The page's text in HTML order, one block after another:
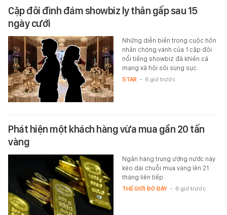
Cặp đôi đình đám showbiz ly thân gấp sau 15
ngày cưới
Những diễn biến trong cuộc hôn
nhân chóng vánh của 1 cặp đôi
nổi tiếng showbiz đã khiến cả
mạng xã hội sôi sùng sục.
STAR - 6 giờ trước
Phát hiện một khách hàng vừa mua gần 20 tấn
vàng
Ngân hàng trung ương nước này
kéo dài chuỗi mua vàng lên 21
tháng liên tiếp.
THẾ GIỚI ĐÓ ĐÂY - 6 giờ trước